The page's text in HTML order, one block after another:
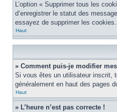
L’option « Supprimer tous les
d’enregistrer le statut des
essayez de supprimer les cookies.
Haut
» Comment puis-je modifier
Si vous êtes un utilisateur inscrit,
généralement en haut des pages
Haut
» L’heure n’est pas correcte !